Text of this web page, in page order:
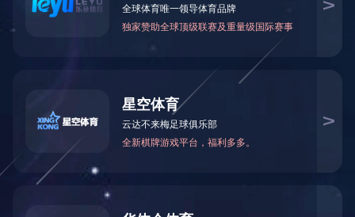
近期，汛期极端天气增多，洪涝灾害多发。非洲猪瘟、 口蹄
疫、高致病性禽流感等重大动物疫病发生风险增大。为确保汛期动
物疫情平稳， 应重点强化以下应对措施。
一、强化免疫查治